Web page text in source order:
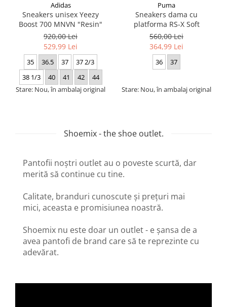
Adidas
Sneakers unisex Yeezy
Boost 700 MNVN "Resin"
920,00 Lei
529,99 Lei
35 36.5 37
37 2/3
38 1/3
40 41 42
44
Stare: Nou, în ambalaj original
Puma
Sneakers dama cu
platforma RS-X Soft
560,00 Lei
364,99 Lei
36 37
Stare: Nou, în ambalaj original
Shoemix - the shoe outlet.
Pantofii noștri outlet au o poveste scurtă, dar
merită să continue cu tine.
Calitate, branduri cunoscute și prețuri mai
mici, aceasta e promisiunea noastră.
Shoemix nu este doar un outlet - e șansa de a
avea pantofi de brand care să te reprezinte cu
adevărat.